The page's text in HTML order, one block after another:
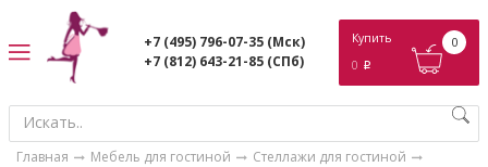
+7 (495) 796-07-35 (Мск)
+7 (812) 643-21-85 (СПб)
Купить
0 p
0
Главная Мебель для гостиной Стеллажи для гостиной